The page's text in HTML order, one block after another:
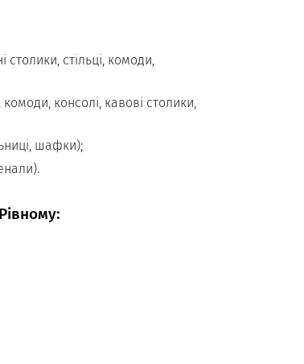
стільці, комоди,
консолі, кавові столики,
шафки);